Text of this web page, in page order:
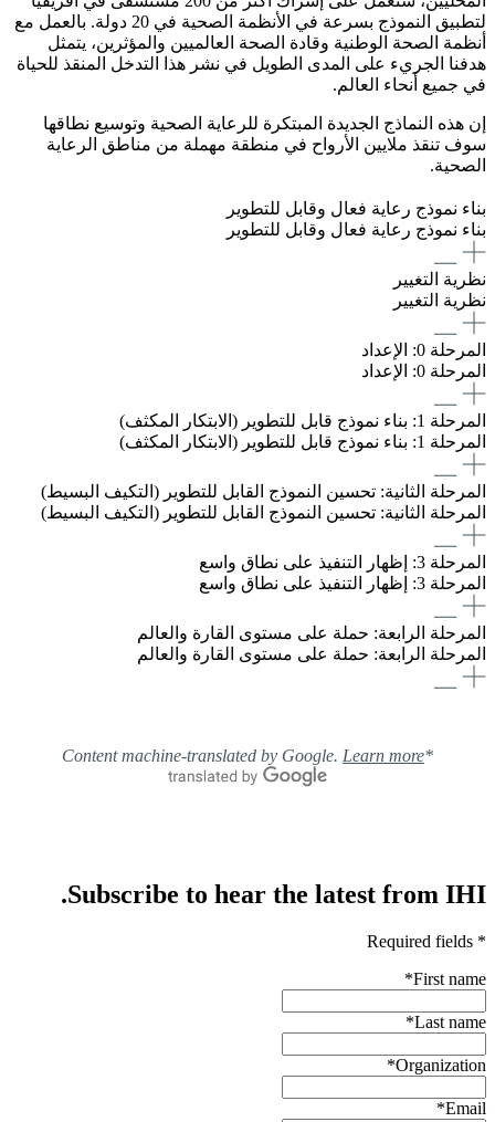
لتطبيق النموذج بسرعة في الأنظمة الصحية في 20 دولة. بالعمل مع
أنظمة الصحة الوطنية وقادة الصحة العالميين والمؤثرين، يتمثل
هدفنا الجريء على المدى الطويل في نشر هذا التدخل المنقذ للحياة
في جميع أنحاء العالم.
إن هذه النماذج الجديدة المبتكرة للرعاية الصحية وتوسيع نطاقها
سوف تنقذ ملايين الأرواح في منطقة مهملة من مناطق الرعاية
الصحية.
بناء نموذج رعاية فعال وقابل للتطوير
بناء نموذج رعاية فعال وقابل للتطوير
نظرية التغيير
نظرية التغيير
المرحلة 0: الإعداد
المرحلة 0: الإعداد
المرحلة 1: بناء نموذج قابل للتطوير (الابتكار المكثف)
المرحلة 1: بناء نموذج قابل للتطوير (الابتكار المكثف)
المرحلة الثانية: تحسين النموذج القابل للتطوير (التكيف البسيط)
المرحلة الثانية: تحسين النموذج القابل للتطوير (التكيف البسيط)
المرحلة 3: إظهار التنفيذ على نطاق واسع
المرحلة 3: إظهار التنفيذ على نطاق واسع
المرحلة الرابعة: حملة على مستوى القارة والعالم
المرحلة الرابعة: حملة على مستوى القارة والعالم
*Content machine-translated by Google.
Learn more
Subscribe to hear the latest from IHI.
* Required fields
First name
*
Last name
*
Organization
*
Email
*